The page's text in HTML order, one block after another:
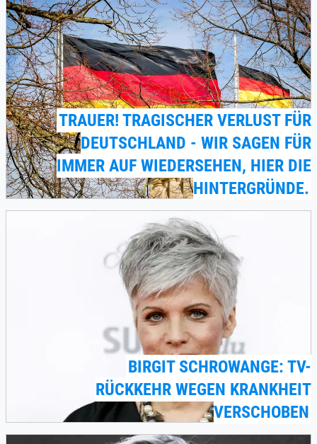
TRAUER! TRAGISCHER VERLUST FÜR
DEUTSCHLAND - WIR SAGEN FÜR
IMMER AUF WIEDERSEHEN, HIER DIE
HINTERGRÜNDE.
BIRGIT SCHROWANGE: TV-
RÜCKKEHR WEGEN KRANKHEIT
VERSCHOBEN